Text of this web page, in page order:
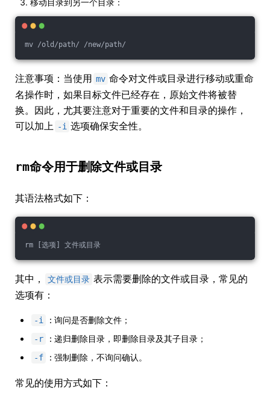
移动目录到另一个目录：
mv /old/path/ /new/path/
注意事项：当使用 mv 命令对文件或目录进行移动或重命
名操作时，如果目标文件已经存在，原始文件将被替
换。因此，尤其要注意对于重要的文件和目录的操作，
可以加上 -i 选项确保安全性。
rm命令用于删除文件或目录
其语法格式如下：
rm [选项] 文件或目录
其中， 文件或目录 表示需要删除的文件或目录，常见的
选项有：
-i : 询问是否删除文件；
-r : 递归删除目录，即删除目录及其子目录；
-f : 强制删除，不询问确认。
常见的使用方式如下：